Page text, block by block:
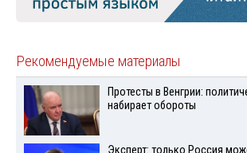
Рекомендуемые материалы
Протесты в Венгрии:
набирает обороты
Эксперт: только Россия